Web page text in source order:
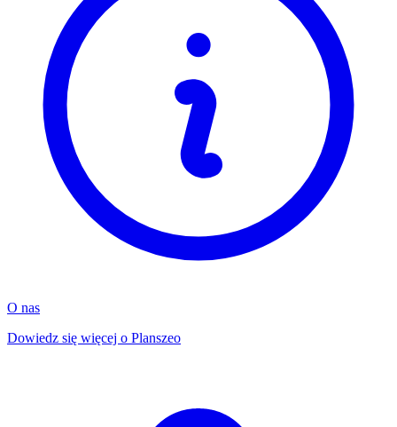
O nas
Dowiedz się więcej o Planszeo